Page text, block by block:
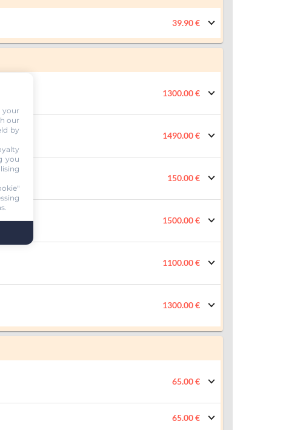
39.90 €
1300.00 €
1490.00 €
150.00 €
1500.00 €
1100.00 €
1300.00 €
65.00 €
65.00 €
our
by
you